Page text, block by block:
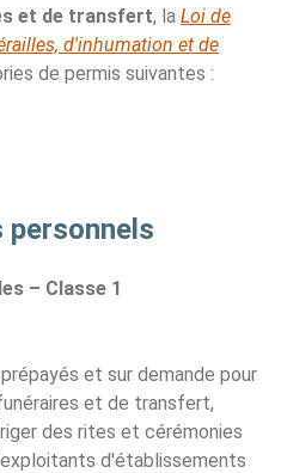
et de transfert, la Loi de
d'inhumation et de
de permis suivantes :
personnels
– Classe 1
et sur demande pour
et de transfert,
des rites et cérémonies
d'établissements